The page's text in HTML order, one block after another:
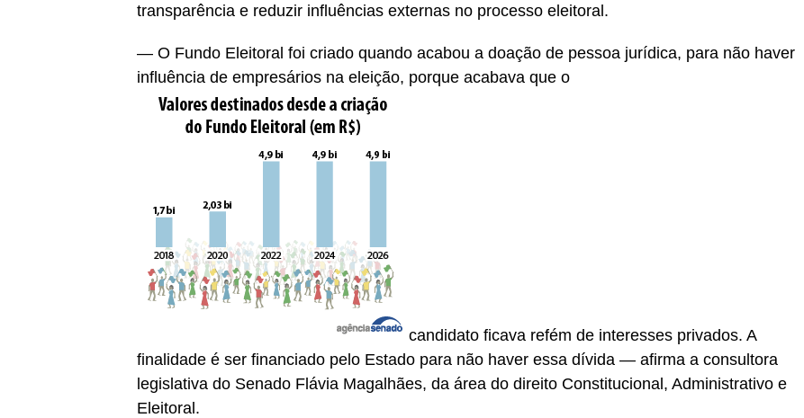
transparência e reduzir influências externas no processo eleitoral.
— O Fundo Eleitoral foi criado quando acabou a doação de pessoa jurídica, para não haver
influência de empresários na eleição, porque acabava que o
candidato ficava refém de interesses privados. A
finalidade é ser financiado pelo Estado para não haver essa dívida — afirma a consultora
legislativa do Senado Flávia Magalhães, da área do direito Constitucional, Administrativo e
Eleitoral.